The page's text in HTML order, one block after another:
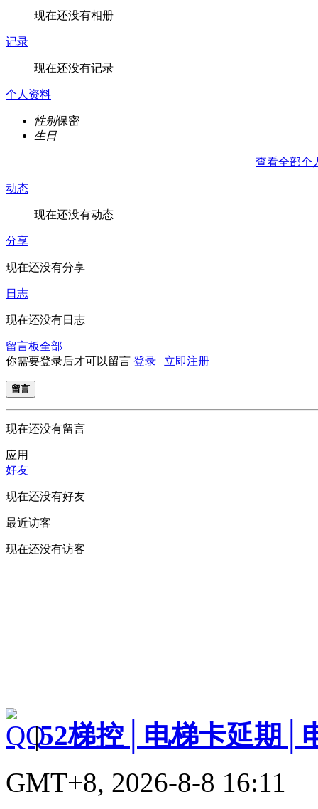
现在还没有相册
记录
现在还没有记录
个人资料
性别保密
生日
查看全部个
动态
现在还没有动态
分享
现在还没有分享
日志
现在还没有日志
留言板全部
你需要登录后才可以留言 登录 | 立即注册
留言
现在还没有留言
应用
好友
现在还没有好友
最近访客
现在还没有访客
|52梯控│电梯卡延期│
GMT+8, 2026-8-8 16:11